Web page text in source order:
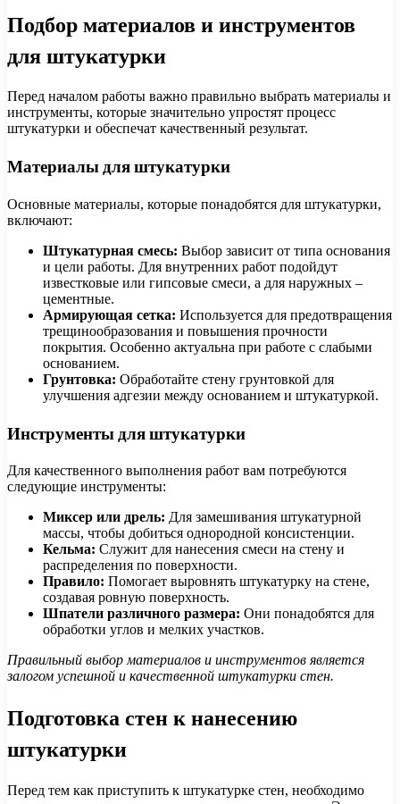
Подбор материалов и инструментов
для штукатурки
Перед началом работы важно правильно выбрать материалы и
инструменты, которые значительно упростят процесс
штукатурки и обеспечат качественный результат.
Материалы для штукатурки
Основные материалы, которые понадобятся для штукатурки,
включают:
Штукатурная смесь: Выбор зависит от типа основания
и цели работы. Для внутренних работ подойдут
известковые или гипсовые смеси, а для наружных –
цементные.
Армирующая сетка: Используется для предотвращения
трещинообразования и повышения прочности
покрытия. Особенно актуальна при работе с слабыми
основанием.
Грунтовка: Обработайте стену грунтовкой для
улучшения адгезии между основанием и штукатуркой.
Инструменты для штукатурки
Для качественного выполнения работ вам потребуются
следующие инструменты:
Миксер или дрель: Для замешивания штукатурной
массы, чтобы добиться однородной консистенции.
Кельма: Служит для нанесения смеси на стену и
распределения по поверхности.
Правило: Помогает выровнять штукатурку на стене,
создавая ровную поверхность.
Шпатели различного размера: Они понадобятся для
обработки углов и мелких участков.
Правильный выбор материалов и инструментов является
залогом успешной и качественной штукатурки стен.
Подготовка стен к нанесению
штукатурки
Перед тем как приступить к штукатурке стен, необходимо